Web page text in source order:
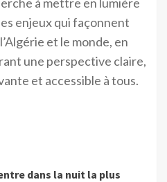
enjeux qui façonnent
l’Algérie et le monde, en
une perspective claire,
et accessible à tous.
dans la nuit la plus